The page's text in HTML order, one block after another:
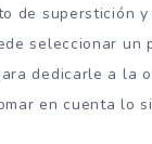
de superstición
seleccionar un
dedicarle a la
en cuenta lo